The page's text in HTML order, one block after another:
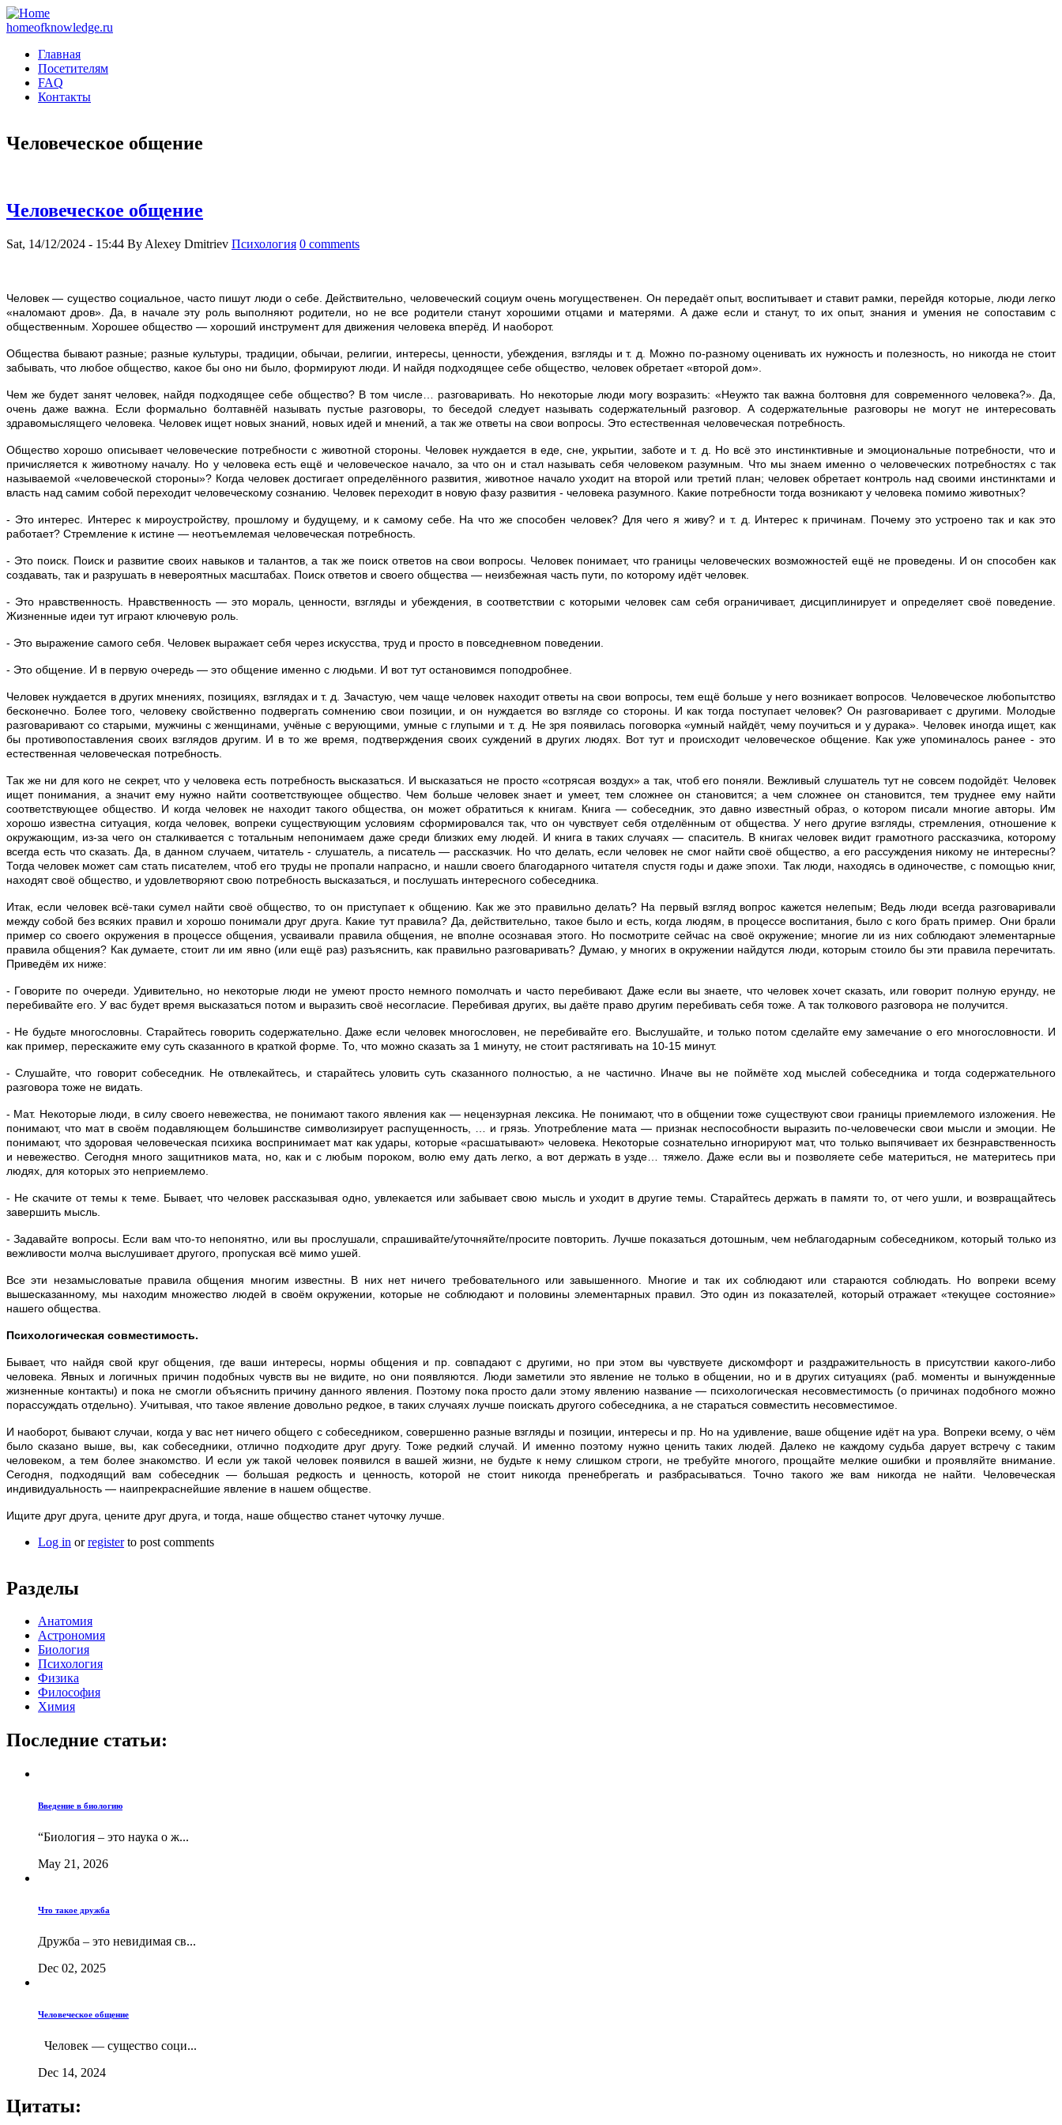
homeofknowledge.ru
Главная
Посетителям
FAQ
Контакты
Человеческое общение
Человеческое общение
Sat, 14/12/2024 - 15:44 By Alexey Dmitriev Психология 0 comments
Человек — существо социальное, часто пишут люди о себе. Действительно, человеческий социум очень могущественен. Он передаёт опыт, воспитывает и ставит рамки, перейдя которые, люди легко
«наломают дров». Да, в начале эту роль выполняют родители, но не все родители станут хорошими отцами и матерями. А даже если и станут, то их опыт, знания и умения не сопоставим с
общественным. Хорошее общество — хороший инструмент для движения человека вперёд. И наоборот.
Общества бывают разные; разные культуры, традиции, обычаи, религии, интересы, ценности, убеждения, взгляды и т. д. Можно по-разному оценивать их нужность и полезность, но никогда не стоит
забывать, что любое общество, какое бы оно ни было, формируют люди. И найдя подходящее себе общество, человек обретает «второй дом».
Чем же будет занят человек, найдя подходящее себе общество? В том числе… разговаривать. Но некоторые люди могу возразить: «Неужто так важна болтовня для современного человека?». Да,
очень даже важна. Если формально болтавнёй называть пустые разговоры, то беседой следует называть содержательный разговор. А содержательные разговоры не могут не интересовать
здравомыслящего человека. Человек ищет новых знаний, новых идей и мнений, а так же ответы на свои вопросы. Это естественная человеческая потребность.
Общество хорошо описывает человеческие потребности с животной стороны. Человек нуждается в еде, сне, укрытии, заботе и т. д. Но всё это инстинктивные и эмоциональные потребности, что и
причисляется к животному началу. Но у человека есть ещё и человеческое начало, за что он и стал называть себя человеком разумным. Что мы знаем именно о человеческих потребностях с так
называемой «человеческой стороны»? Когда человек достигает определённого развития, животное начало уходит на второй или третий план; человек обретает контроль над своими инстинктами и
власть над самим собой переходит человеческому сознанию. Человек переходит в новую фазу развития - человека разумного. Какие потребности тогда возникают у человека помимо животных?
- Это интерес. Интерес к мироустройству, прошлому и будущему, и к самому себе. На что же способен человек? Для чего я живу? и т. д. Интерес к причинам. Почему это устроено так и как это
работает? Стремление к истине — неотъемлемая человеческая потребность.
- Это поиск. Поиск и развитие своих навыков и талантов, а так же поиск ответов на свои вопросы. Человек понимает, что границы человеческих возможностей ещё не проведены. И он способен как
создавать, так и разрушать в невероятных масштабах. Поиск ответов и своего общества — неизбежная часть пути, по которому идёт человек.
- Это нравственность. Нравственность — это мораль, ценности, взгляды и убеждения, в соответствии с которыми человек сам себя ограничивает, дисциплинирует и определяет своё поведение.
Жизненные идеи тут играют ключевую роль.
- Это выражение самого себя. Человек выражает себя через искусства, труд и просто в повседневном поведении.
- Это общение. И в первую очередь — это общение именно с людьми. И вот тут остановимся поподробнее.
Человек нуждается в других мнениях, позициях, взглядах и т. д. Зачастую, чем чаще человек находит ответы на свои вопросы, тем ещё больше у него возникает вопросов. Человеческое любопытство
бесконечно. Более того, человеку свойственно подвергать сомнению свои позиции, и он нуждается во взгляде со стороны. И как тогда поступает человек? Он разговаривает с другими. Молодые
разговаривают со старыми, мужчины с женщинами, учёные с верующими, умные с глупыми и т. д. Не зря появилась поговорка «умный найдёт, чему поучиться и у дурака». Человек иногда ищет, как
бы противопоставления своих взглядов другим. И в то же время, подтверждения своих суждений в других людях. Вот тут и происходит человеческое общение. Как уже упоминалось ранее - это
естественная человеческая потребность.
Так же ни для кого не секрет, что у человека есть потребность высказаться. И высказаться не просто «сотрясая воздух» а так, чтоб его поняли. Вежливый слушатель тут не совсем подойдёт. Человек
ищет понимания, а значит ему нужно найти соответствующее общество. Чем больше человек знает и умеет, тем сложнее он становится; а чем сложнее он становится, тем труднее ему найти
соответствующее общество. И когда человек не находит такого общества, он может обратиться к книгам. Книга — собеседник, это давно известный образ, о котором писали многие авторы. Им
хорошо известна ситуация, когда человек, вопреки существующим условиям сформировался так, что он чувствует себя отделённым от общества. У него другие взгляды, стремления, отношение к
окружающим, из-за чего он сталкивается с тотальным непонимаем даже среди близких ему людей. И книга в таких случаях — спаситель. В книгах человек видит грамотного рассказчика, которому
всегда есть что сказать. Да, в данном случаем, читатель - слушатель, а писатель — рассказчик. Но что делать, если человек не смог найти своё общество, а его рассуждения никому не интересны?
Тогда человек может сам стать писателем, чтоб его труды не пропали напрасно, и нашли своего благодарного читателя спустя годы и даже эпохи. Так люди, находясь в одиночестве, с помощью книг,
находят своё общество, и удовлетворяют свою потребность высказаться, и послушать интересного собеседника.
Итак, если человек всё-таки сумел найти своё общество, то он приступает к общению. Как же это правильно делать? На первый взгляд вопрос кажется нелепым; Ведь люди всегда разговаривали
между собой без всяких правил и хорошо понимали друг друга. Какие тут правила? Да, действительно, такое было и есть, когда людям, в процессе воспитания, было с кого брать пример. Они брали
пример со своего окружения в процессе общения, усваивали правила общения, не вполне осознавая этого. Но посмотрите сейчас на своё окружение; многие ли из них соблюдают элементарные
правила общения? Как думаете, стоит ли им явно (или ещё раз) разъяснить, как правильно разговаривать? Думаю, у многих в окружении найдутся люди, которым стоило бы эти правила перечитать.
Приведём их ниже:
- Говорите по очереди. Удивительно, но некоторые люди не умеют просто немного помолчать и часто перебивают. Даже если вы знаете, что человек хочет сказать, или говорит полную ерунду, не
перебивайте его. У вас будет время высказаться потом и выразить своё несогласие. Перебивая других, вы даёте право другим перебивать себя тоже. А так толкового разговора не получится.
- Не будьте многословны. Старайтесь говорить содержательно. Даже если человек многословен, не перебивайте его. Выслушайте, и только потом сделайте ему замечание о его многословности. И
как пример, перескажите ему суть сказанного в краткой форме. То, что можно сказать за 1 минуту, не стоит растягивать на 10-15 минут.
- Слушайте, что говорит собеседник. Не отвлекайтесь, и старайтесь уловить суть сказанного полностью, а не частично. Иначе вы не поймёте ход мыслей собеседника и тогда содержательного
разговора тоже не видать.
- Мат. Некоторые люди, в силу своего невежества, не понимают такого явления как — нецензурная лексика. Не понимают, что в общении тоже существуют свои границы приемлемого изложения. Не
понимают, что мат в своём подавляющем большинстве символизирует распущенность, … и грязь. Употребление мата — признак неспособности выразить по-человечески свои мысли и эмоции. Не
понимают, что здоровая человеческая психика воспринимает мат как удары, которые «расшатывают» человека. Некоторые сознательно игнорируют мат, что только выпячивает их безнравственность
и невежество. Сегодня много защитников мата, но, как и с любым пороком, волю ему дать легко, а вот держать в узде… тяжело. Даже если вы и позволяете себе материться, не материтесь при
людях, для которых это неприемлемо.
- Не скачите от темы к теме. Бывает, что человек рассказывая одно, увлекается или забывает свою мысль и уходит в другие темы. Старайтесь держать в памяти то, от чего ушли, и возвращайтесь
завершить мысль.
- Задавайте вопросы. Если вам что-то непонятно, или вы прослушали, спрашивайте/уточняйте/просите повторить. Лучше показаться дотошным, чем неблагодарным собеседником, который только из
вежливости молча выслушивает другого, пропуская всё мимо ушей.
Все эти незамысловатые правила общения многим известны. В них нет ничего требовательного или завышенного. Многие и так их соблюдают или стараются соблюдать. Но вопреки всему
вышесказанному, мы находим множество людей в своём окружении, которые не соблюдают и половины элементарных правил. Это один из показателей, который отражает «текущее состояние»
нашего общества.
Психологическая совместимость.
Бывает, что найдя свой круг общения, где ваши интересы, нормы общения и пр. совпадают с другими, но при этом вы чувствуете дискомфорт и раздражительность в присутствии какого-либо
человека. Явных и логичных причин подобных чувств вы не видите, но они появляются. Люди заметили это явление не только в общении, но и в других ситуациях (раб. моменты и вынужденные
жизненные контакты) и пока не смогли объяснить причину данного явления. Поэтому пока просто дали этому явлению название — психологическая несовместимость (о причинах подобного можно
порассуждать отдельно). Учитывая, что такое явление довольно редкое, в таких случаях лучше поискать другого собеседника, а не стараться совместить несовместимое.
И наоборот, бывают случаи, когда у вас нет ничего общего с собеседником, совершенно разные взгляды и позиции, интересы и пр. Но на удивление, ваше общение идёт на ура. Вопреки всему, о чём
было сказано выше, вы, как собеседники, отлично подходите друг другу. Тоже редкий случай. И именно поэтому нужно ценить таких людей. Далеко не каждому судьба дарует встречу с таким
человеком, а тем более знакомство. И если уж такой человек появился в вашей жизни, не будьте к нему слишком строги, не требуйте многого, прощайте мелкие ошибки и проявляйте внимание.
Сегодня, подходящий вам собеседник — большая редкость и ценность, которой не стоит никогда пренебрегать и разбрасываться. Точно такого же вам никогда не найти. Человеческая
индивидуальность — наипрекраснейшие явление в нашем обществе.
Ищите друг друга, цените друг друга, и тогда, наше общество станет чуточку лучше.
Log in orregisterto post comments
Разделы
Анатомия
Астрономия
Биология
Психология
Физика
Философия
Химия
Последние статьи:
Введение в биологию
“Биология – это наука о ж...
May 21, 2026
Что такое дружба
Дружба – это невидимая св...
Dec 02, 2025
Человеческое общение
Человек — существо соци...
Dec 14, 2024
Цитаты: